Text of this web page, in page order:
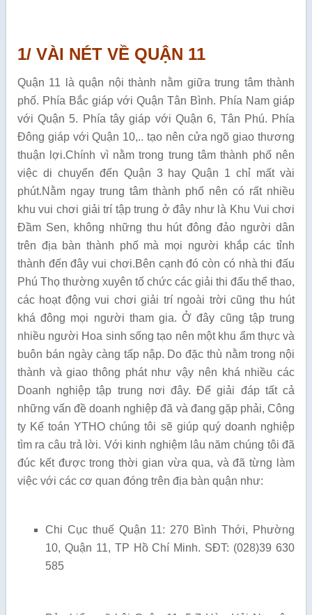
1/ VÀI NÉT VỀ QUẬN 11
Quận 11 là quận nội thành nằm giữa trung tâm thành
phố. Phía Bắc giáp với Quận Tân Bình. Phía Nam giáp
với Quận 5. Phía tây giáp với Quận 6, Tân Phú. Phía
Đông giáp với Quận 10,.. tạo nên cửa ngõ giao thương
thuận lợi.Chính vì nằm trong trung tâm thành phố nên
việc di chuyển đến Quận 3 hay Quận 1 chỉ mất vài
phút.Nằm ngay trung tâm thành phố nên có rất nhiều
khu vui chơi giải trí tập trung ở đây như là Khu Vui chơi
Đầm Sen, không những thu hút đông đảo người dân
trên địa bàn thành phố mà mọi người khắp các tỉnh
thành đến đây vui chơi.Bên cạnh đó còn có nhà thi đấu
Phú Thọ thường xuyên tổ chức các giải thi đấu thể thao,
các hoạt động vui chơi giải trí ngoài trời cũng thu hút
khá đông mọi người tham gia. Ở đây cũng tập trung
nhiều người Hoa sinh sống tạo nên một khu ẩm thực và
buôn bán ngày càng tấp nập. Do đặc thù nằm trong nội
thành và giao thông phát như vậy nên khá nhiều các
Doanh nghiệp tập trung nơi đây. Để giải đáp tất cả
những vấn đề doanh nghiệp đã và đang gặp phải, Công
ty Kế toán YTHO chúng tôi sẽ giúp quý doanh nghiệp
tìm ra câu trả lời. Với kinh nghiệm lâu năm chúng tôi đã
đúc kết được trong thời gian vừa qua, và đã từng làm
việc với các cơ quan đóng trên địa bàn quận như:
Chi Cục thuế Quận 11: 270 Bình Thới, Phường
10, Quận 11, TP Hồ Chí Minh. SĐT: (028)39 630
585